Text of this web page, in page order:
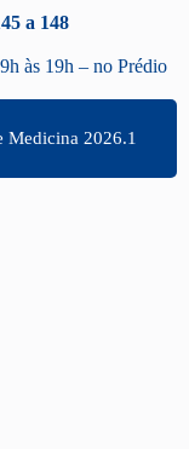
a 148
às 19h – no Prédio
Medicina 2026.1